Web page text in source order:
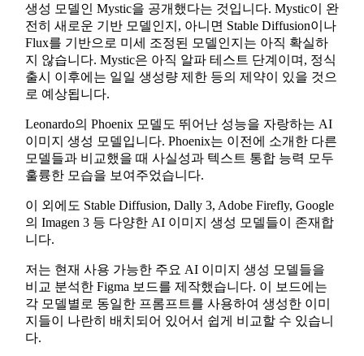
생성 모델인 Mystic을 공개했다는 것입니다. Mystic이 완
전히 새로운 기반 모델인지, 아니면 Stable Diffusion이나
Flux를 기반으로 미세 조정된 모델인지는 아직 확실하
지 않습니다. Mystic은 아직 알파 테스트 단계이며, 정식
출시 이후에는 일일 생성량 제한 등의 제약이 있을 것으
로 예상됩니다.
Leonardo의 Phoenix 모델도 뛰어난 성능을 자랑하는 AI
이미지 생성 모델입니다. Phoenix는 이전에 소개한 다른
모델들과 비교했을 때 사실성과 텍스트 통합 능력 모두
훌륭한 모습을 보여주었습니다.
이 외에도 Stable Diffusion, Dally 3, Adobe Firefly, Google
의 Imagen 3 등 다양한 AI 이미지 생성 모델들이 존재합
니다.
저는 현재 사용 가능한 주요 AI 이미지 생성 모델들을
비교 분석한 Figma 보드를 제작했습니다. 이 보드에는
각 모델별로 동일한 프롬프트를 사용하여 생성한 이미
지들이 나란히 배치되어 있어서 쉽게 비교할 수 있습니
다.